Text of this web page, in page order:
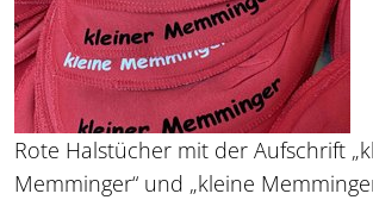
Rote Halstücher mit der Aufschrift
Memminger“ und „kleine